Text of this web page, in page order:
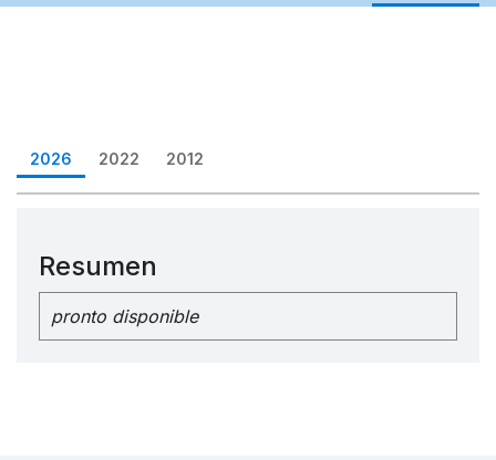
2026 2022 2012
Resumen
pronto disponible